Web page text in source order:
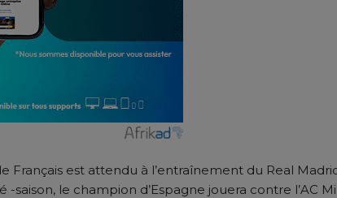
Français est attendu à l’entraînement du Real
saison, le champion d’Espagne jouera contre l’AC